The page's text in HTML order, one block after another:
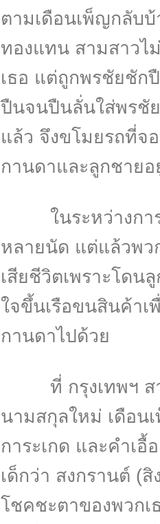
ตามเดือนเพ็ญกลับ
ทองแทน สามสาวไ
เธอ แต่ถูกพรชัยชัก
ปืนจนปืนลั่นใส่พรชั
แล้ว จึงขโมยรถที่
กานดาและลูกชายอ
ในระหว่างการ
หลายนัด แต่แล้วพว
เสียชีวิตเพราะโดน
ใจขึ้นเรือขนสินค้าเ
กานดาไปด้วย
ที่ กรุงเทพฯ สาม
นามสกุลใหม่ เดือน
การะเกด และคำเ
เด็กว่า สงกรานต์ (
โชคชะตาของพวกเ